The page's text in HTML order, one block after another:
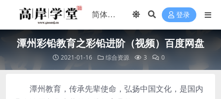
登录
潭州彩铅教育之彩铅进阶（视频）百度网盘
2021-01-16 综合资源 3 0
潭州教育，传承先辈使命，弘扬中国文化，是国内